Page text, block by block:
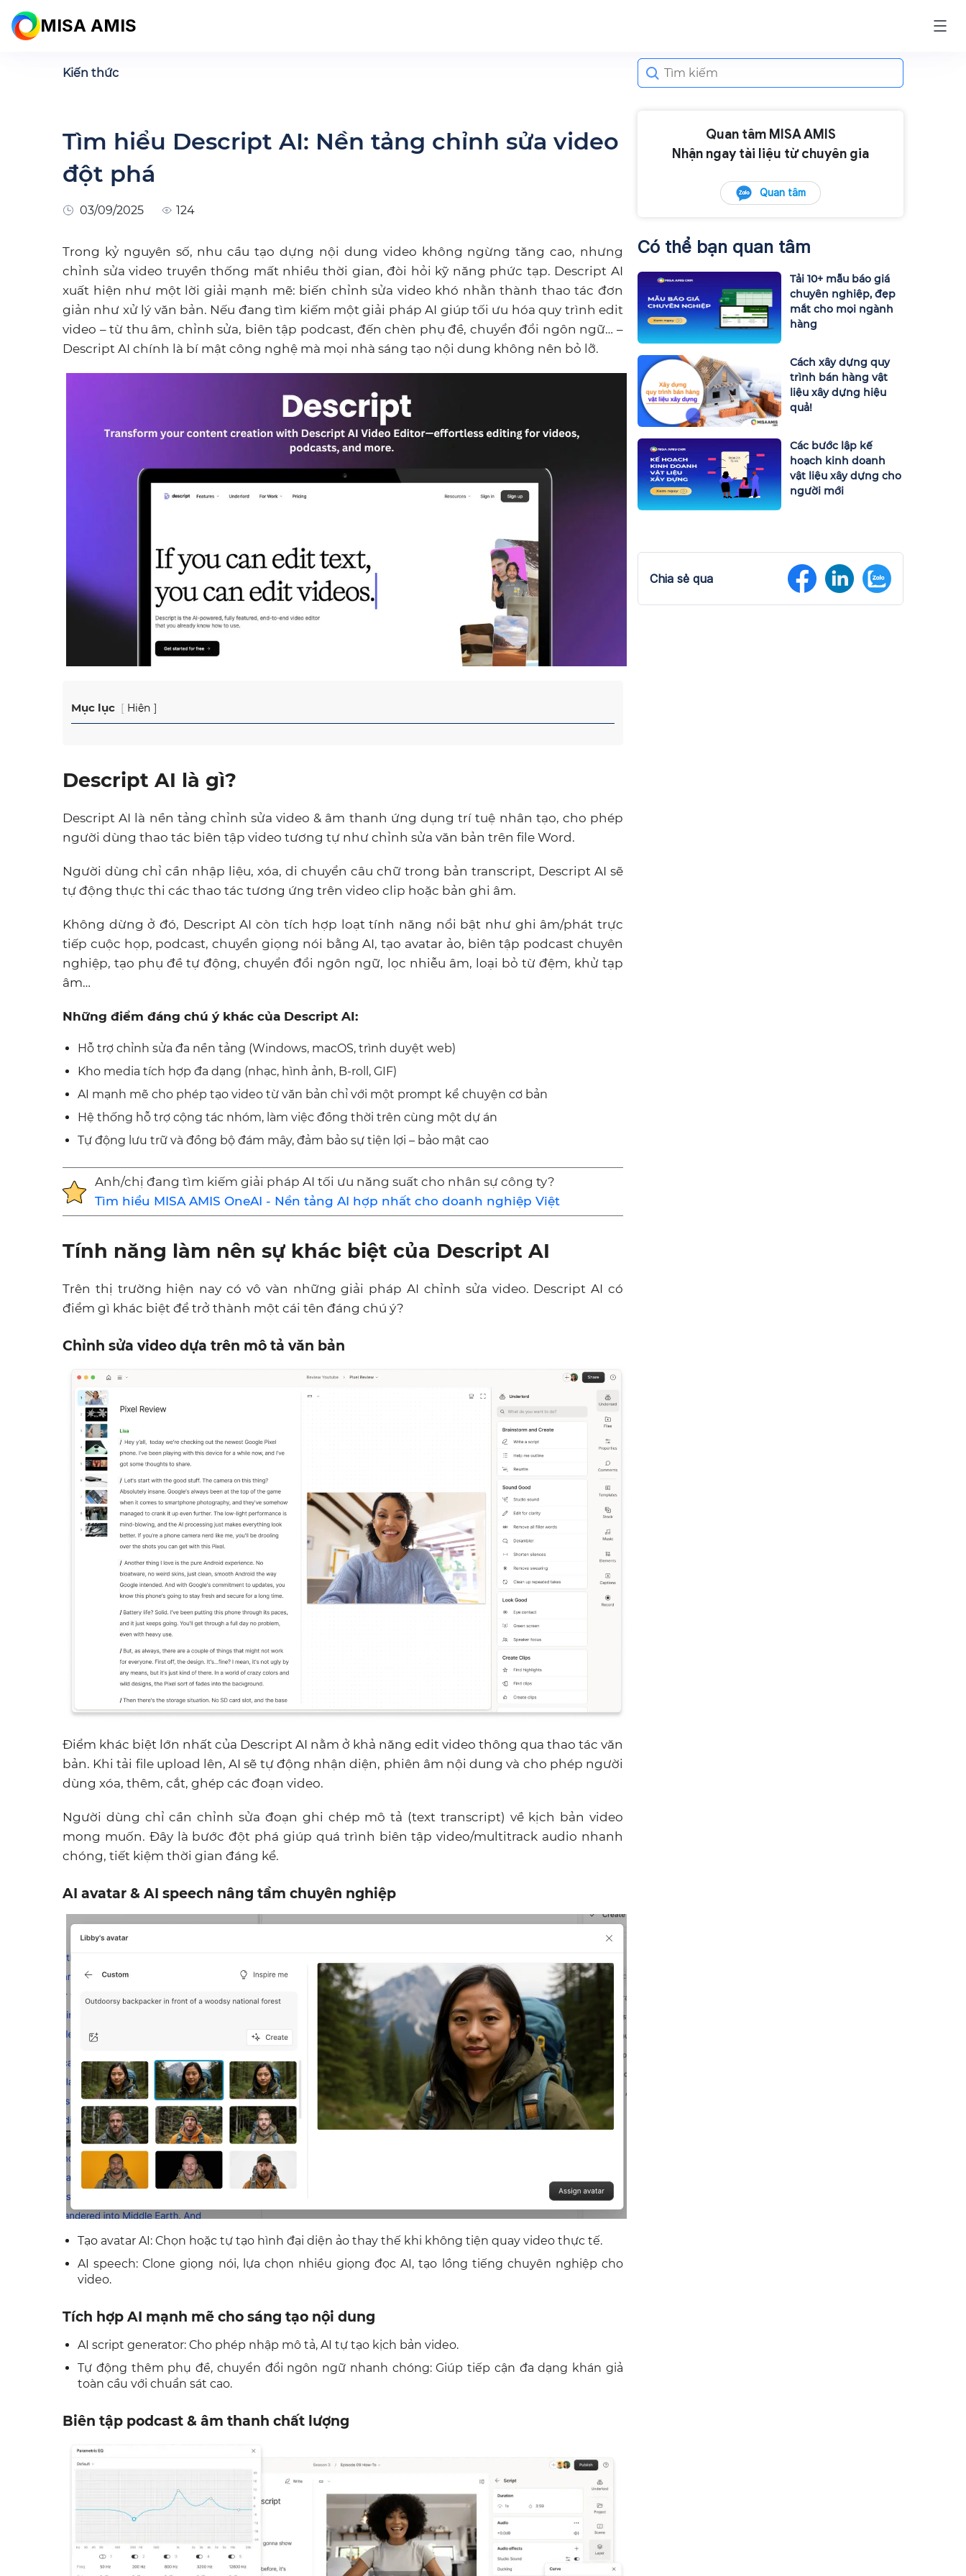
MISA AMIS
Kiến thức
Search
for:
Tìm hiểu Descript AI: Nền tảng chỉnh sửa video
đột phá
03/09/2025 124
Trong kỷ nguyên số, nhu cầu tạo dựng nội dung video không ngừng tăng cao, nhưng
chỉnh sửa video truyền thống mất nhiều thời gian, đòi hỏi kỹ năng phức tạp. Descript AI
xuất hiện như một lời giải mạnh mẽ: biến chỉnh sửa video khó nhằn thành thao tác đơn
giản như xử lý văn bản. Nếu đang tìm kiếm một giải pháp AI giúp tối ưu hóa quy trình edit
video – từ thu âm, chỉnh sửa, biên tập podcast, đến chèn phụ đề, chuyển đổi ngôn ngữ… –
Descript AI chính là bí mật công nghệ mà mọi nhà sáng tạo nội dung không nên bỏ lỡ.
Mục lục Hiện
Descript AI là gì?
Descript AI là nền tảng chỉnh sửa video & âm thanh ứng dụng trí tuệ nhân tạo, cho phép
người dùng thao tác biên tập video tương tự như chỉnh sửa văn bản trên file Word.
Người dùng chỉ cần nhập liệu, xóa, di chuyển câu chữ trong bản transcript, Descript AI sẽ
tự động thực thi các thao tác tương ứng trên video clip hoặc bản ghi âm.
Không dừng ở đó, Descript AI còn tích hợp loạt tính năng nổi bật như ghi âm/phát trực
tiếp cuộc họp, podcast, chuyển giọng nói bằng AI, tạo avatar ảo, biên tập podcast chuyên
nghiệp, tạo phụ đề tự động, chuyển đổi ngôn ngữ, lọc nhiễu âm, loại bỏ từ đệm, khử tạp
âm…
Những điểm đáng chú ý khác của Descript AI:
Hỗ trợ chỉnh sửa đa nền tảng (Windows, macOS, trình duyệt web)
Kho media tích hợp đa dạng (nhạc, hình ảnh, B-roll, GIF)
AI mạnh mẽ cho phép tạo video từ văn bản chỉ với một prompt kể chuyện cơ bản
Hệ thống hỗ trợ cộng tác nhóm, làm việc đồng thời trên cùng một dự án
Tự động lưu trữ và đồng bộ đám mây, đảm bảo sự tiện lợi – bảo mật cao
Anh/chị đang tìm kiếm giải pháp AI tối ưu năng suất cho nhân sự công ty?
Tìm hiểu MISA AMIS OneAI - Nền tảng AI hợp nhất cho doanh nghiệp Việt
Tính năng làm nên sự khác biệt của Descript AI
Trên thị trường hiện nay có vô vàn những giải pháp AI chỉnh sửa video. Descript AI có
điểm gì khác biệt để trở thành một cái tên đáng chú ý?
Chỉnh sửa video dựa trên mô tả văn bản
Điểm khác biệt lớn nhất của Descript AI nằm ở khả năng edit video thông qua thao tác văn
bản. Khi tải file upload lên, AI sẽ tự động nhận diện, phiên âm nội dung và cho phép người
dùng xóa, thêm, cắt, ghép các đoạn video.
Người dùng chỉ cần chỉnh sửa đoạn ghi chép mô tả (text transcript) về kịch bản video
mong muốn. Đây là bước đột phá giúp quá trình biên tập video/multitrack audio nhanh
chóng, tiết kiệm thời gian đáng kể.
AI avatar & AI speech nâng tầm chuyên nghiệp
Tạo avatar AI: Chọn hoặc tự tạo hình đại diện ảo thay thế khi không tiện quay video thực tế.
AI speech: Clone giọng nói, lựa chọn nhiều giọng đọc AI, tạo lồng tiếng chuyên nghiệp cho
video.
Tích hợp AI mạnh mẽ cho sáng tạo nội dung
AI script generator: Cho phép nhập mô tả, AI tự tạo kịch bản video.
Tự động thêm phụ đề, chuyển đổi ngôn ngữ nhanh chóng: Giúp tiếp cận đa dạng khán giả
toàn cầu với chuẩn sát cao.
Biên tập podcast & âm thanh chất lượng
Quan tâm MISA AMIS
Nhận ngay tài liệu từ chuyên gia
Quan tâm
Có thể bạn quan tâm
Tải 10+ mẫu báo giá
chuyên nghiệp, đẹp
mắt cho mọi ngành
hàng
Cách xây dựng quy
trình bán hàng vật
liệu xây dựng hiệu
quả!
Các bước lập kế
hoạch kinh doanh
vật liệu xây dựng cho
người mới
Chia sẻ qua